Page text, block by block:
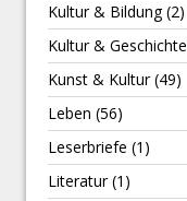
Kultur & Bildung(2)
Kultur & Geschichte
Kunst & Kultur(49)
Leben (56)
Leserbriefe (1)
Literatur(1)